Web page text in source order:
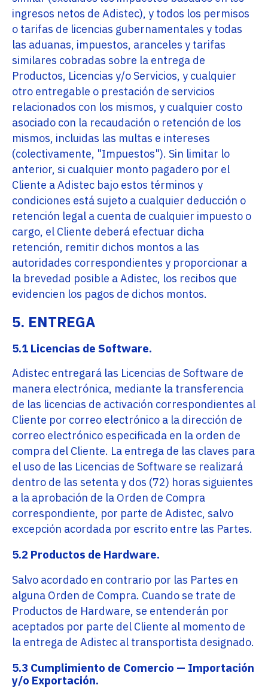
ingresos netos de Adistec), y todos los permisos
o tarifas de licencias gubernamentales y todas
las aduanas, impuestos, aranceles y tarifas
similares cobradas sobre la entrega de
Productos, Licencias y/o Servicios, y cualquier
otro entregable o prestación de servicios
relacionados con los mismos, y cualquier costo
asociado con la recaudación o retención de los
mismos, incluidas las multas e intereses
(colectivamente, "Impuestos"). Sin limitar lo
anterior, si cualquier monto pagadero por el
Cliente a Adistec bajo estos términos y
condiciones está sujeto a cualquier deducción o
retención legal a cuenta de cualquier impuesto o
cargo, el Cliente deberá efectuar dicha
retención, remitir dichos montos a las
autoridades correspondientes y proporcionar a
la brevedad posible a Adistec, los recibos que
evidencien los pagos de dichos montos.
5. ENTREGA
5.1 Licencias de Software.
Adistec entregará las Licencias de Software de
manera electrónica, mediante la transferencia
de las licencias de activación correspondientes al
Cliente por correo electrónico a la dirección de
correo electrónico especificada en la orden de
compra del Cliente. La entrega de las claves para
el uso de las Licencias de Software se realizará
dentro de las setenta y dos (72) horas siguientes
a la aprobación de la Orden de Compra
correspondiente, por parte de Adistec, salvo
excepción acordada por escrito entre las Partes.
5.2 Productos de Hardware.
Salvo acordado en contrario por las Partes en
alguna Orden de Compra. Cuando se trate de
Productos de Hardware, se entenderán por
aceptados por parte del Cliente al momento de
la entrega de Adistec al transportista designado.
5.3 Cumplimiento de Comercio — Importación
y/o Exportación.